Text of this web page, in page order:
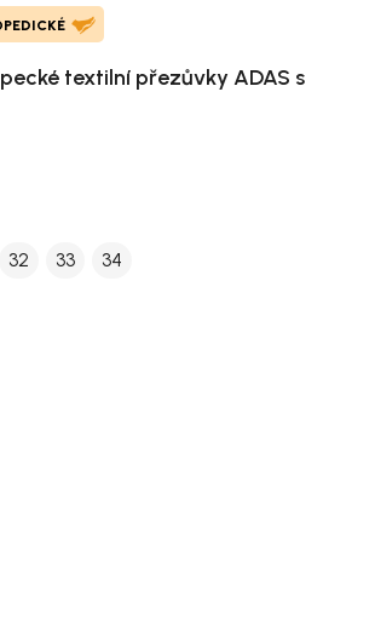
textilní přezůvky ADAS s
32 33 34